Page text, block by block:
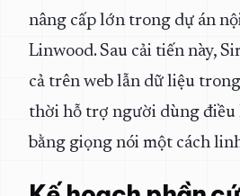
nâng cấp lớn trong dự án
Linwood. Sau cải tiến này,
cả trên web lẫn dữ liệu
thời hỗ trợ người dùng điều
bằng giọng nói một cách